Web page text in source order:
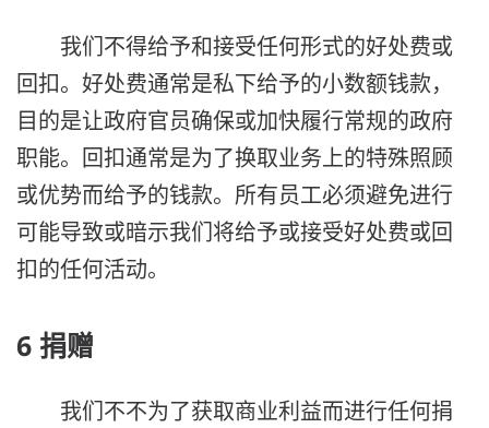
我们不得给予和接受任何形式的好处费或
回扣。好处费通常是私下给予的小数额钱款，
目的是让政府官员确保或加快履行常规的政府
职能。回扣通常是为了换取业务上的特殊照顾
或优势而给予的钱款。所有员工必须避免进行
可能导致或暗示我们将给予或接受好处费或回
扣的任何活动。
6 捐赠
我们不不为了获取商业利益而进行任何捐